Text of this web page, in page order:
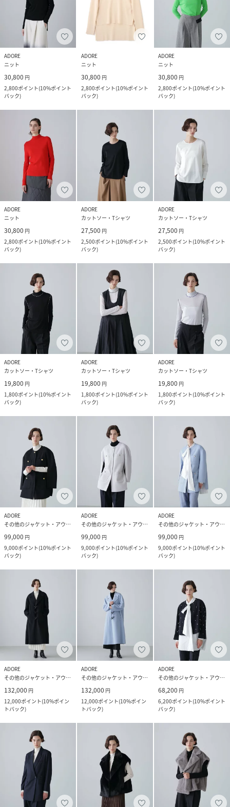
ADORE
ニット
30,800 円
2,800ポイント(10%ポイント
バック)
ADORE
ニット
30,800 円
2,800ポイント(10%ポイント
バック)
ADORE
ニット
30,800 円
2,800ポイント(10%ポイント
バック)
ADORE
ニット
30,800 円
2,800ポイント(10%ポイント
バック)
ADORE
カットソー・Tシャツ
27,500 円
2,500ポイント(10%ポイント
バック)
ADORE
カットソー・Tシャツ
27,500 円
2,500ポイント(10%ポイント
バック)
ADORE
カットソー・Tシャツ
19,800 円
1,800ポイント(10%ポイント
バック)
ADORE
カットソー・Tシャツ
19,800 円
1,800ポイント(10%ポイント
バック)
ADORE
カットソー・Tシャツ
19,800 円
1,800ポイント(10%ポイント
バック)
ADORE
その他のジャケット・アウター
99,000 円
9,000ポイント(10%ポイント
バック)
ADORE
その他のジャケット・アウター
99,000 円
9,000ポイント(10%ポイント
バック)
ADORE
その他のジャケット・アウター
99,000 円
9,000ポイント(10%ポイント
バック)
ADORE
その他のジャケット・アウター
132,000 円
12,000ポイント(10%ポイン
トバック)
ADORE
その他のジャケット・アウター
132,000 円
12,000ポイント(10%ポイン
トバック)
ADORE
その他のジャケット・アウター
68,200 円
6,200ポイント(10%ポイント
バック)